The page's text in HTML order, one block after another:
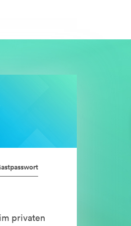
privaten